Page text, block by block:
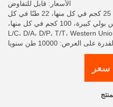
الأسعار: قابل للتفاوض
تفاصيل التغليف: أكياس ورقية، 25 كجم في كل منها، 22 طنًا في كل
على العرض: 10000 طن سنويا